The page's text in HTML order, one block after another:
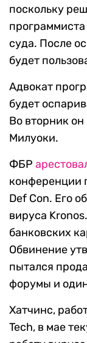
поскольку
суда. После
будет
Адвокат
будет
Во вторник
Милуоки.
ФБР
конференции
Def Con. Его
вируса
банковских
Обвинение
пытался
форумы и
Хатчинс,
Tech, в мае